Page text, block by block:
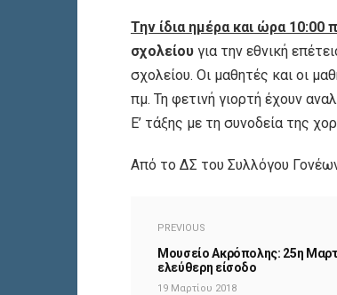
Την ίδια ημέρα και ώρα 10:00
σχολείου για την εθνική
σχολείου. Οι μαθητές και οι
πμ. Τη φετινή γιορτή έχουν
Ε’ τάξης με τη συνοδεία της
Από το ΔΣ του Συλλόγου
PREVIOUS
Μουσείο Ακρόπολης: 25η
ελεύθερη είσοδο
19 Μαρτίου 2018